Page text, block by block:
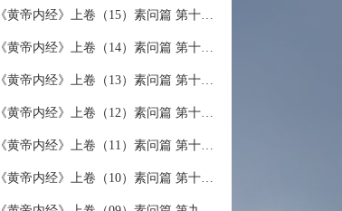
《黄帝内经》上卷（15）素问篇 第十五篇 玉版论要
《黄帝内经》上卷（14）素问篇 第十四篇 汤液醪醴论
《黄帝内经》上卷（13）素问篇 第十三篇 移精变气论
《黄帝内经》上卷（12）素问篇 第十二篇 异法方宜论
《黄帝内经》上卷（11）素问篇 第十一篇 五藏别论
《黄帝内经》上卷（10）素问篇 第十篇 五藏生成